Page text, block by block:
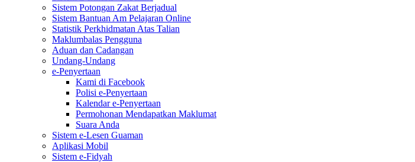
Sistem Potongan Zakat Berjadual
Sistem Bantuan Am Pelajaran Online
Statistik Perkhidmatan Atas Talian
Maklumbalas Pengguna
Aduan dan Cadangan
Undang-Undang
e-Penyertaan
Kami di Facebook
Polisi e-Penyertaan
Kalendar e-Penyertaan
Permohonan Mendapatkan Maklumat
Suara Anda
Sistem e-Lesen Guaman
Aplikasi Mobil
Sistem e-Fidyah